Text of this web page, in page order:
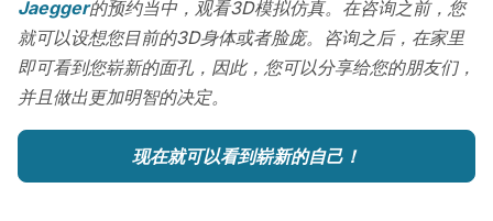
Jaegger的预约当中，观看3D模拟仿真。在咨询之前，您
就可以设想您目前的3D身体或者脸庞。咨询之后，在家里
即可看到您崭新的面孔，因此，您可以分享给您的朋友们，
并且做出更加明智的决定。
现在就可以看到崭新的自己！